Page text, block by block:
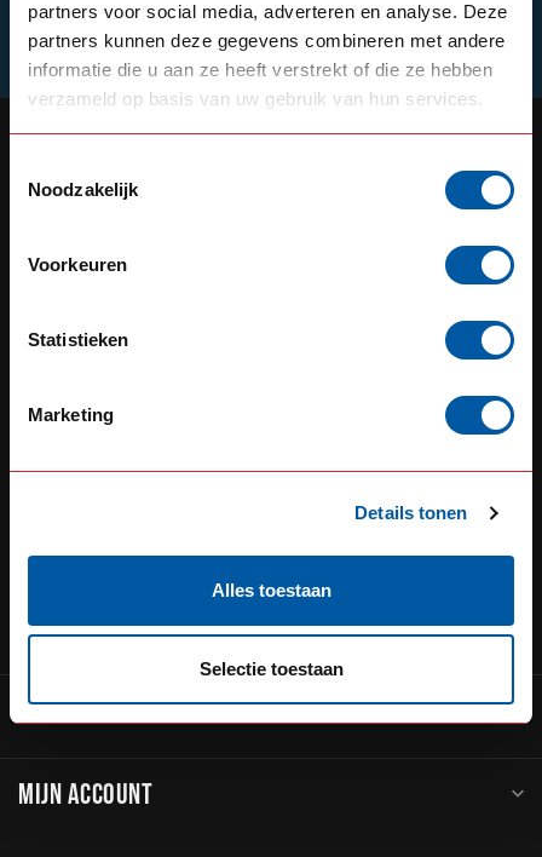
partners voor social media, adverteren en analyse. Deze
partners kunnen deze gegevens combineren met andere
informatie die u aan ze heeft verstrekt of die ze hebben
verzameld op basis van uw gebruik van hun services.
Noodzakelijk
Voorkeuren
Statistieken
Marketing
Details tonen
Alles toestaan
Selectie toestaan
Schrijf je in
OUR REPUTATION IS BUILT ON
SERVICE
3433KL Nieuwegein
+31 (0) 348 20 0002
+31 348234444
CATEGORIEËN
INFORMATIE
MIJN ACCOUNT